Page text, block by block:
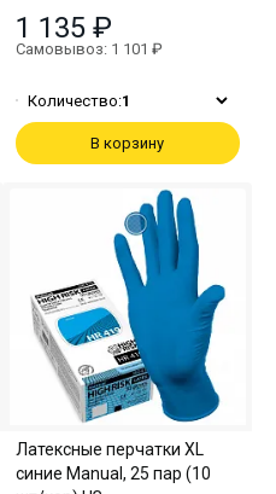
1 135 ₽
Самовывоз: 1 101 ₽
Количество:1
В корзину
Латексные перчатки XL
синие Manual, 25 пар (10